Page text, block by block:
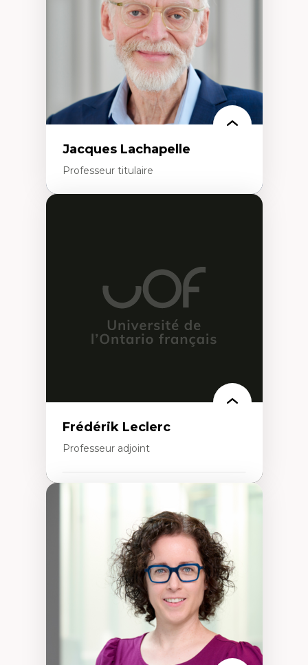
technologies numériques
Résistances et droits numériques
Internet des objets
Problématiques relatives à l’intelligence
artificielle, l’apprentissage machine et les
hautes technologies
Féminismes et nouvelles technologies
Jacques Lachapelle
Professeur titulaire
l'environnement bâti
Conception de projet en milieu existant
Analyse critique en architecture et
enseignement du design architectural et
Frédérik Leclerc
Professeur adjoint
Théories et pratiques de l’urbanisme
Urbanisme durable
Histoire de l’urbanisme
Théories sur la
territorialité/territorialisation